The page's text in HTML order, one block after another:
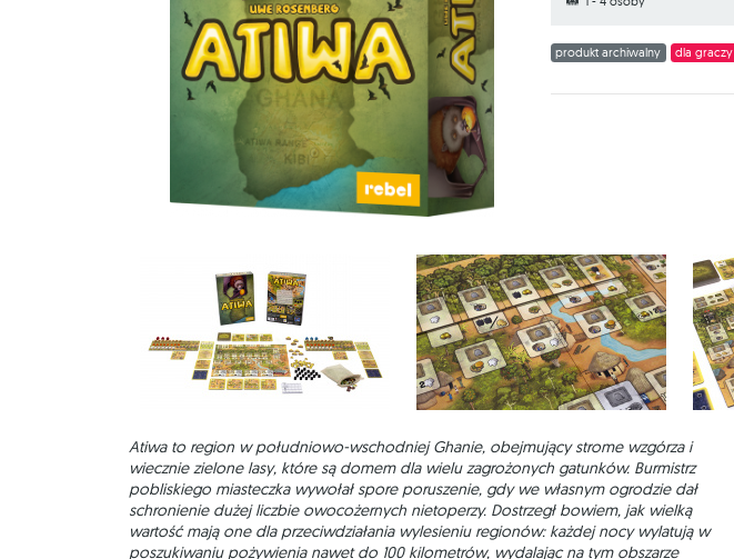
produkt archiwalny dla graczy
Atiwa to region w południowo-wschodniej Ghanie, obejmujący strome wzgórza i
wiecznie zielone lasy, które są domem dla wielu zagrożonych gatunków. Burmistrz
pobliskiego miasteczka wywołał spore poruszenie, gdy we własnym ogrodzie dał
schronienie dużej liczbie owocożernych nietoperzy. Dostrzegł bowiem, jak wielką
wartość mają one dla przeciwdziałania wylesieniu regionów: każdej nocy wylatują w
poszukiwaniu pożywienia nawet do 100 kilometrów, wydalając na tym obszarze